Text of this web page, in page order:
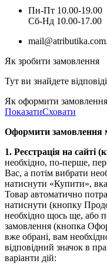
Пн-Пт 10.00-19.00
Cб-Нд 10.00-17.00
Як зробити замовлення
Тут ви знайдете
Як оформити
ПоказатиСховати
Оформити замовлення
1. Реєстрація на сайті
необхідно, по-перше,
Вас, а потім вибрати
натиснути «Купити»,
Товар автоматично
натиснути (кнопку
необхідно щось ще, або
замовлення (кнопка
вже обрані, вам
відповідний значок в
варіанти дій: